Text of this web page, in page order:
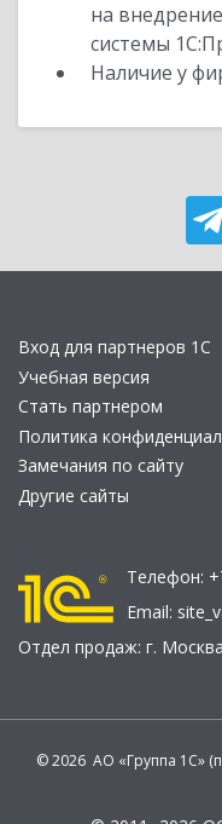
на
системы
Наличие у
Вход для партнеров 1С
Учебная версия
Стать партнером
Политика
Замечания по сайту
Другие сайты
Телефон:
Email:
Отдел продаж: г. Москва
© 2026 АО «Группа 1С»